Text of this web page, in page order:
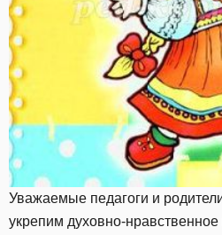
Уважаемые педагоги и
укрепим духовно-